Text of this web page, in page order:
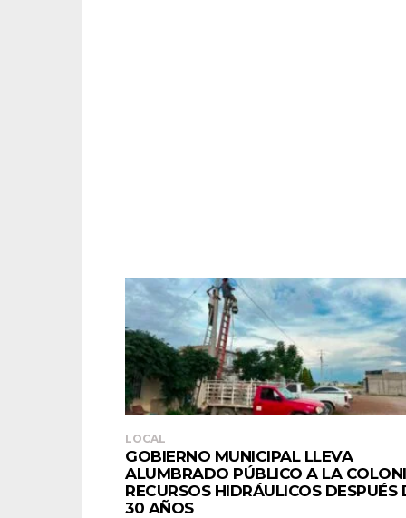
LOCAL
GOBIERNO MUNICIPAL LLEVA
ALUMBRADO PÚBLICO A LA
RECURSOS HIDRÁULICOS DESPUÉS
30 AÑOS